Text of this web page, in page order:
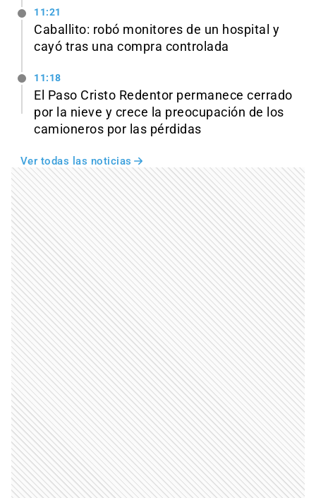
11:21
Caballito: robó monitores de un hospital y
cayó tras una compra controlada
11:18
El Paso Cristo Redentor permanece cerrado
por la nieve y crece la preocupación de los
camioneros por las pérdidas
Ver todas las noticias